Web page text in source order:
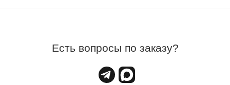
Есть вопросы по заказу?